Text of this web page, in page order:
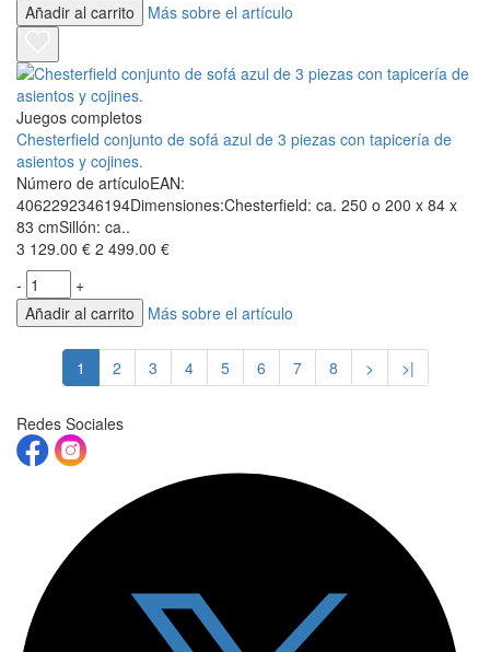
Añadir al carrito
Más sobre el artículo
Juegos completos
Chesterfield conjunto de sofá azul de 3 piezas con tapicería de
asientos y cojines.
Número de artículoEAN:
4062292346194Dimensiones:Chesterfield: ca. 250 o 200 x 84 x
83 cmSillón: ca..
3 129.00 € 2 499.00 €
-
+
Añadir al carrito
Más sobre el artículo
1 2 3 4 5 6 7 8 > >|
Redes Sociales